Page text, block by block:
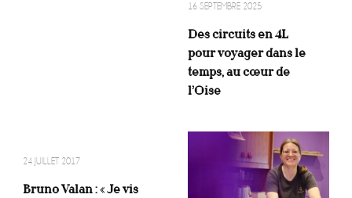
16 SEPTEMBRE 2025
Des circuits en 4L
pour voyager dans le
temps, au cœur de
l’Oise
24 JUILLET 2017
Bruno Valan : « Je vis